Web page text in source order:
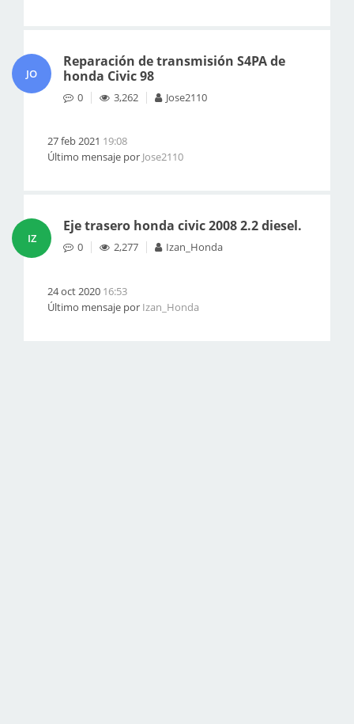
JO
Reparación de transmisión S4PA de
honda Civic 98
0 3,262 Jose2110
27 feb 2021 19:08
Último mensaje por Jose2110
IZ
Eje trasero honda civic 2008 2.2 diesel.
0 2,277 Izan_Honda
24 oct 2020 16:53
Último mensaje por Izan_Honda